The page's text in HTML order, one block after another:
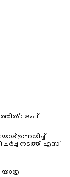
ട്രംപ്
ഉന്നയിച്ച്
ചർച്ച നടത്തി എസ്